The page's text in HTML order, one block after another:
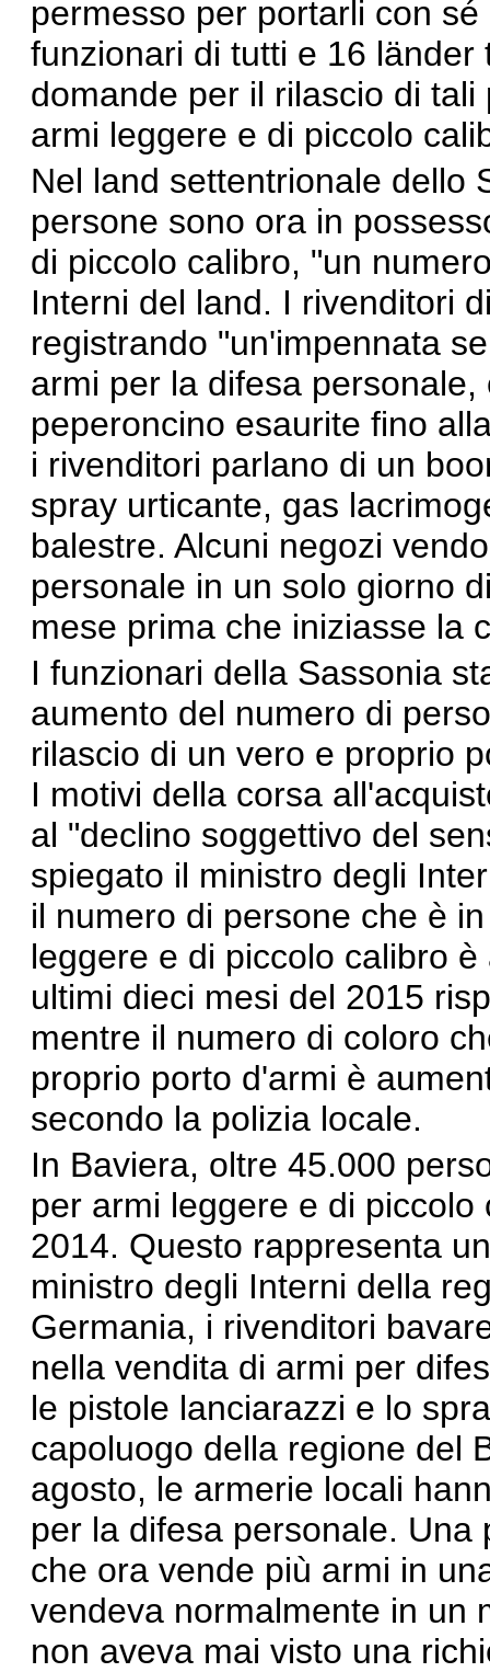
permesso per portarli con
funzionari di tutti e 16
domande per il rilascio di
armi leggere e di piccolo
Nel land settentrionale dello
persone sono ora in
di piccolo calibro, "un
Interni del land. I rivenditori
registrando "un'impennata
armi per la difesa
peperoncino esaurite fino
i rivenditori parlano di un
spray urticante, gas
balestre. Alcuni negozi
personale in un solo giorno
mese prima che iniziasse la
I funzionari della Sassonia
aumento del numero di
rilascio di un vero e proprio
I motivi della corsa
al "declino soggettivo del
spiegato il ministro degli
il numero di persone che è
leggere e di piccolo calibro
ultimi dieci mesi del 2015
mentre il numero di coloro
proprio porto d'armi è
secondo la polizia locale.
In Baviera, oltre 45.000
per armi leggere e di
2014. Questo rappresenta
ministro degli Interni della
Germania, i rivenditori
nella vendita di armi per
le pistole lanciarazzi e lo
capoluogo della regione del
agosto, le armerie locali
per la difesa personale.
che ora vende più armi in
vendeva normalmente in un
non aveva mai visto una